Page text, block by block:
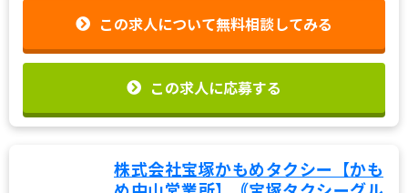
この求人について無料相談してみる
この求人に応募する
株式会社宝塚かもめタクシー【かも